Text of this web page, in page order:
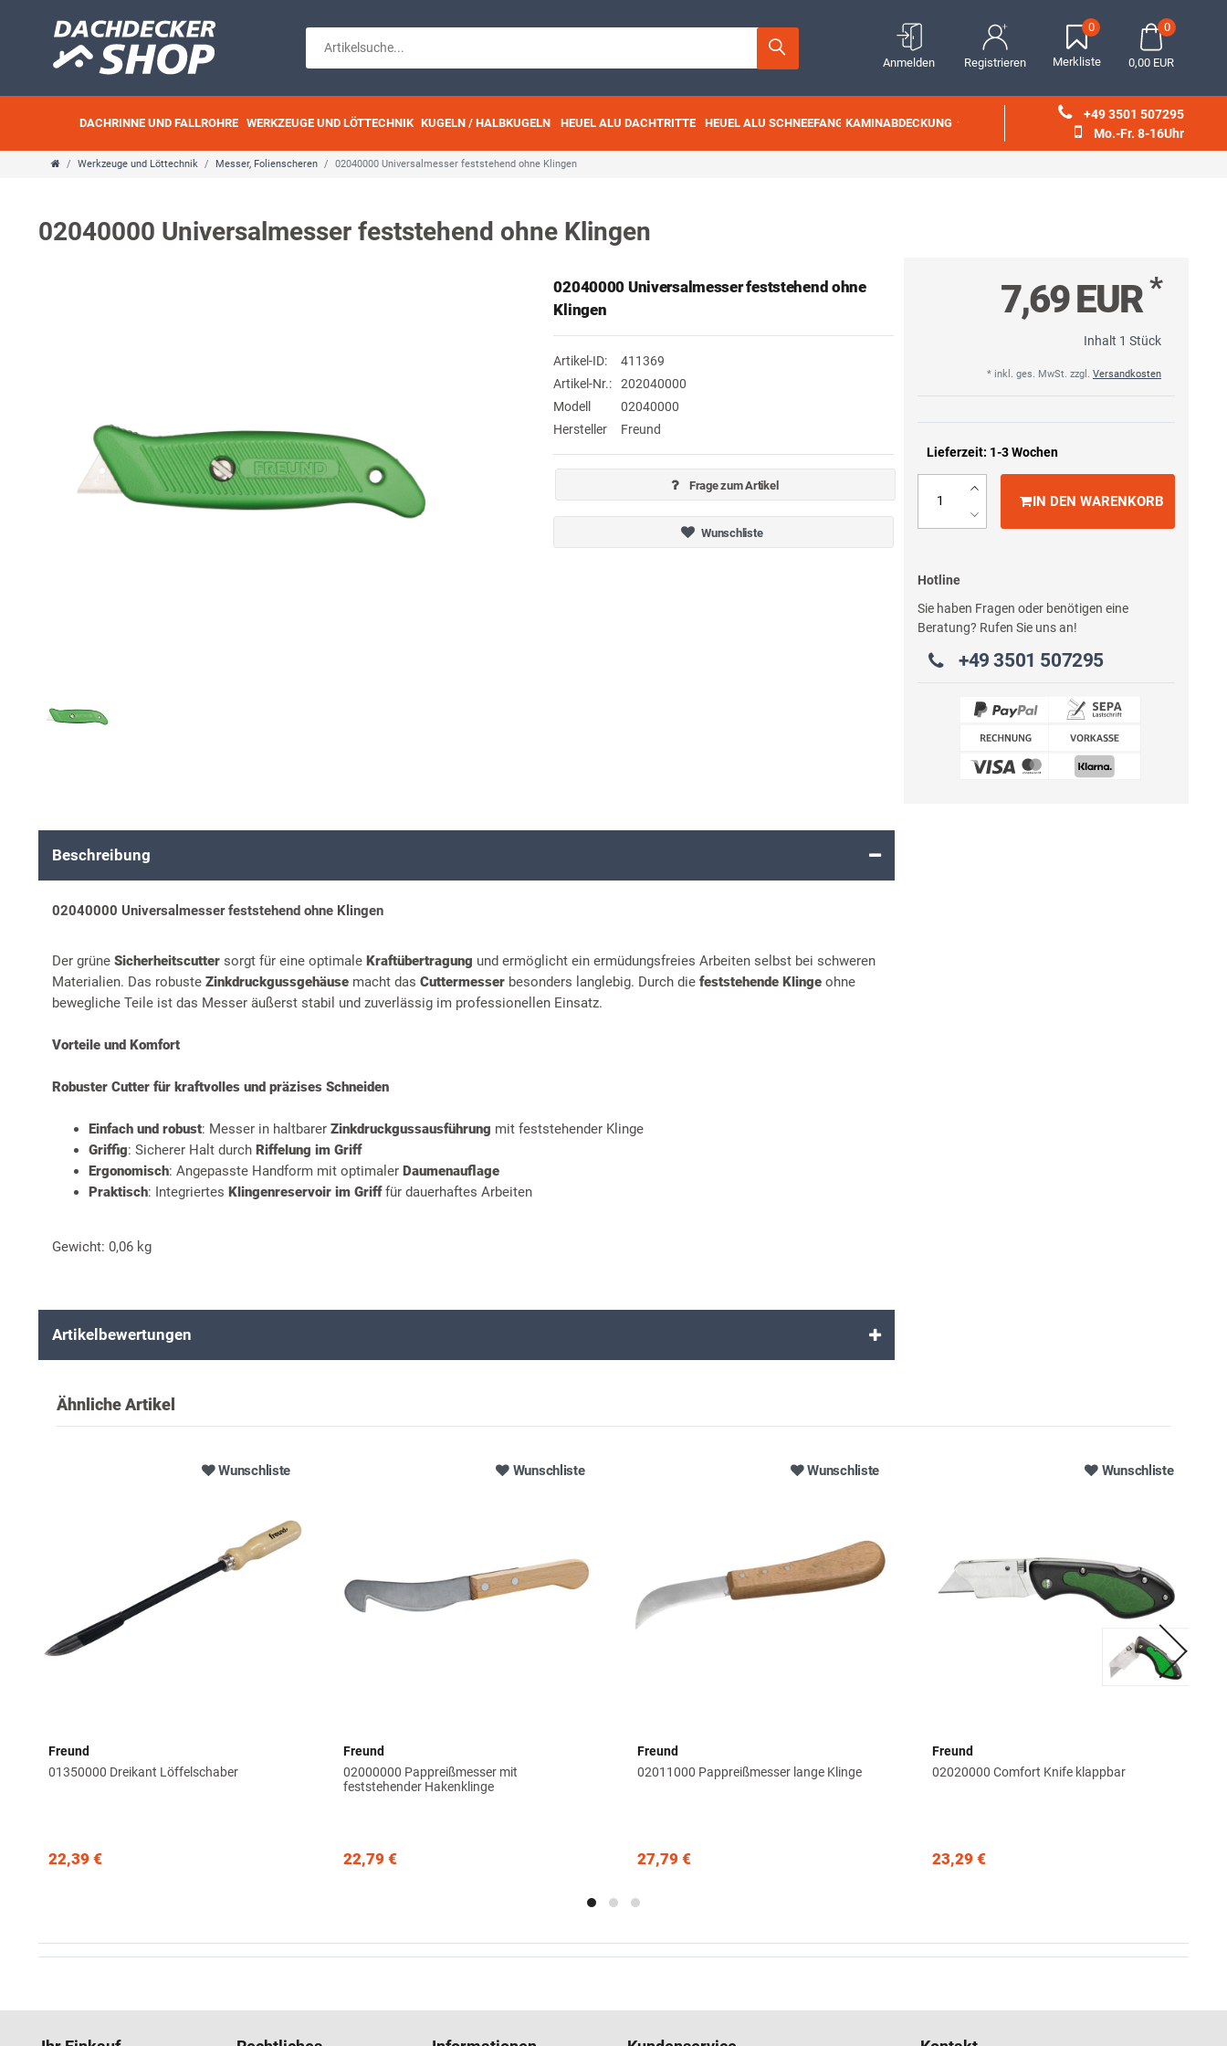
Anmelden Registrieren
0
Merkliste
0
0,00 EUR
DACHRINNE UND FALLROHRE WERKZEUGE UND LÖTTECHNIK KUGELN / HALBKUGELN HEUEL ALU DACHTRITTE HEUEL ALU SCHNEEFANG KAMINABDECKUNG
+49 3501 507295
Mo.-Fr. 8-16Uhr
Werkzeuge und Löttechnik Messer, Folienscheren 02040000 Universalmesser feststehend ohne Klingen
02040000 Universalmesser feststehend ohne Klingen
7,69 EUR*
Inhalt 1 Stück
* inkl. ges. MwSt. zzgl. Versandkosten
Lieferzeit: 1-3 Wochen
IN DEN WARENKORB
Hotline
Sie haben Fragen oder benötigen eine
Beratung? Rufen Sie uns an!
+49 3501 507295
02040000 Universalmesser feststehend ohne
Klingen
Artikel-ID:
411369
Artikel-Nr.:
202040000
Modell
02040000
Hersteller
Freund
Frage zum Artikel
Wunschliste
Beschreibung
02040000 Universalmesser feststehend ohne Klingen
Der grüne Sicherheitscutter sorgt für eine optimale Kraftübertragung und ermöglicht ein ermüdungsfreies Arbeiten selbst bei schweren
Materialien. Das robuste Zinkdruckgussgehäuse macht das Cuttermesser besonders langlebig. Durch die feststehende Klinge ohne
bewegliche Teile ist das Messer äußerst stabil und zuverlässig im professionellen Einsatz.
Vorteile und Komfort
Robuster Cutter für kraftvolles und präzises Schneiden
Einfach und robust: Messer in haltbarer Zinkdruckgussausführung mit feststehender Klinge
Griffig: Sicherer Halt durch Riffelung im Griff
Ergonomisch: Angepasste Handform mit optimaler Daumenauflage
Praktisch: Integriertes Klingenreservoir im Grifffür dauerhaftes Arbeiten
Gewicht: 0,06 kg
Artikelbewertungen
Ähnliche Artikel
Wunschliste
Freund
01350000 Dreikant Löffelschaber
22,39 €
Wunschliste
Freund
02000000 Pappreißmesser mit
feststehender Hakenklinge
22,79 €
Wunschliste
Freund
02011000 Pappreißmesser lange Klinge
27,79 €
Wunschliste
Freund
02020000 Comfort Knife klappbar
23,29 €